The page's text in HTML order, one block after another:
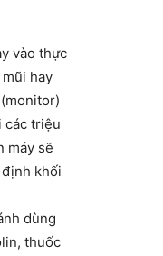
vào thực
hay
các triệu
máy sẽ
khối
dùng
thuốc